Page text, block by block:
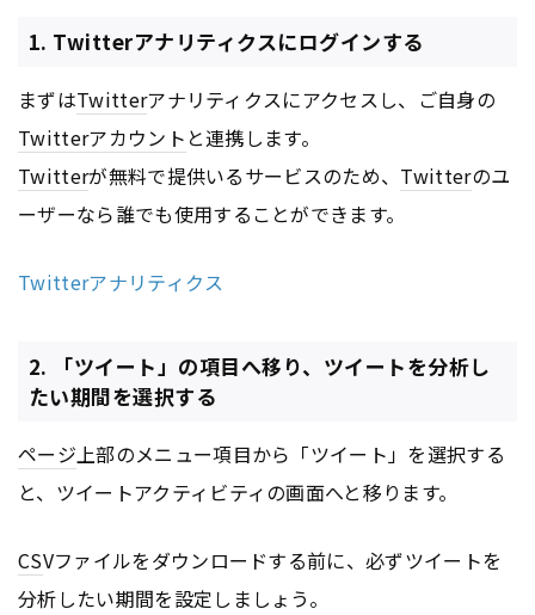
1. Twitterアナリティクスにログインする
まずはTwitterアナリティクスにアクセスし、ご自身の
Twitterアカウント と連携します。
Twitterが無料で提供いるサービスのため、 Twitterのユ
ーザーなら誰でも使用することができます。
Twitterアナリティクス
2. 「ツイート」の項目へ移り、ツイートを分析し
たい期間を選択する
ページ上部のメニュー項目から「ツイート」を選択する
と、ツイートアクティビティの画面へと移ります。
CSVファイルをダウンロードする前に、必ずツイートを
分析したい期間を設定しましょう。